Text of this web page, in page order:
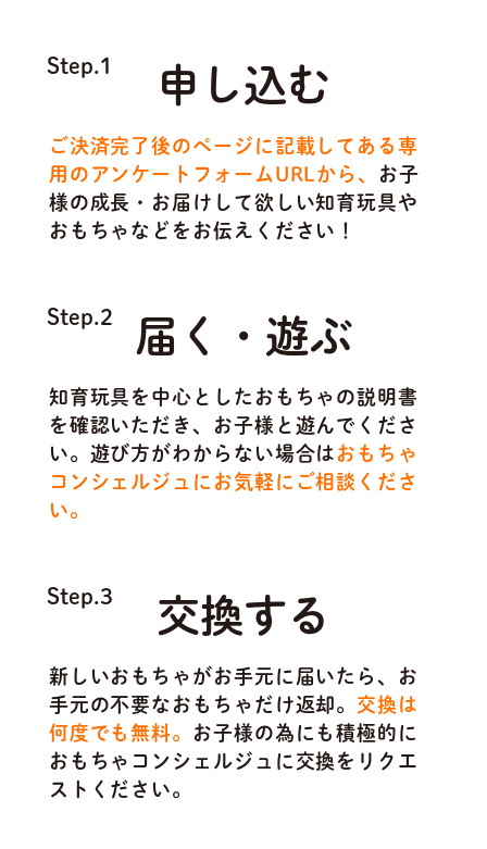
Step.1 申し込む
ご決済完了後のページに記載してある専
用のアンケートフォームURLから、
お子
様の成長・お届けして欲しい知育玩具や
おもちゃなどをお伝えください！
Step.2 届く・遊ぶ
知育玩具を中心としたおもちゃの説明書
を確認いただき、お子様と遊んでくださ
い。遊び方がわからない場合は おもちゃ
コンシェルジュにお気軽にご相談くださ
い。
Step.3 交換する
新しいおもちゃがお手元に届いたら、お
手元の不要なおもちゃだけ返却。 交換は
何度でも無料。
お子様の為にも積極的に
おもちゃコンシェルジュに交換をリクエ
ストください。